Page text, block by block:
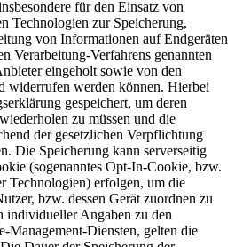
für den Einsatz von
Technologien zur Speicherung,
von Informationen auf Endgeräten
Verarbeitung-Verfahrens genannten
eingeholt sowie von den
widerrufen werden können. Hierbei
gespeichert, um deren
zu müssen und die
der gesetzlichen Verpflichtung
Die Speicherung kann serverseitig
(sogenanntes Opt-In-Cookie, bzw.
Technologien) erfolgen, um die
bzw. dessen Gerät zuordnen zu
individueller Angaben zu den
Management-Diensten, gelten die